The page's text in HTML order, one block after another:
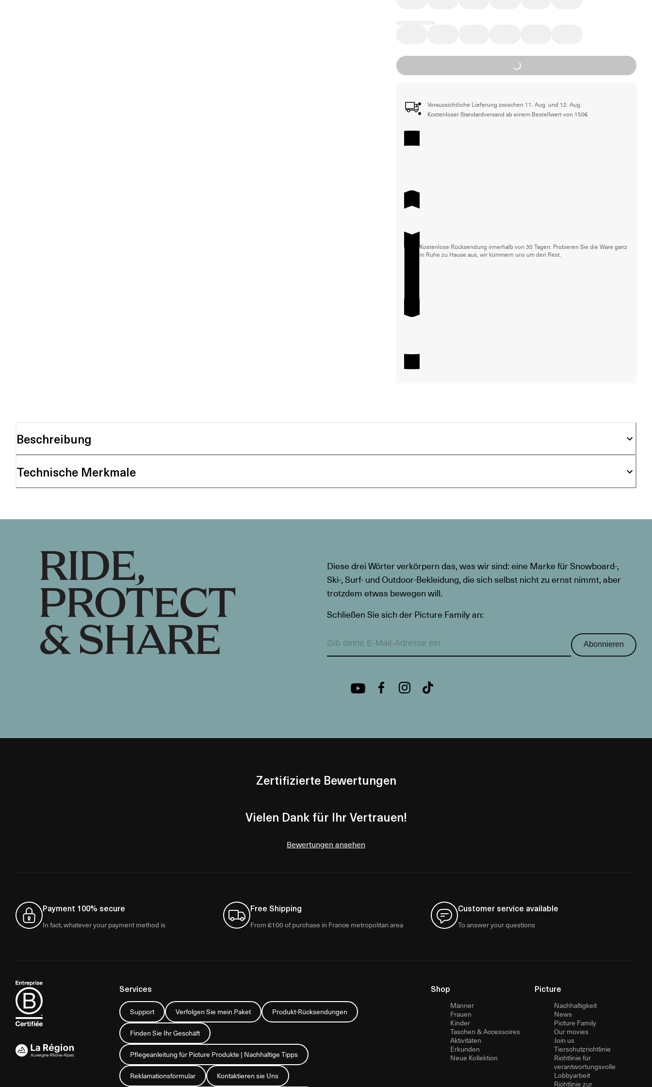
Voraussichtliche Lieferung zwischen 11. Aug. und 12. Aug.
Kostenloser Standardversand ab einem Bestellwert von 150€
Kostenlose Rücksendung innerhalb von 30 Tagen: Probieren Sie die Ware ganz
in Ruhe zu Hause aus, wir kümmern uns um den Rest.
Beschreibung
Technische Merkmale
Diese drei Wörter verkörpern das, was wir sind: eine Marke für Snowboard-,
Ski-, Surf- und Outdoor-Bekleidung, die sich selbst nicht zu ernst nimmt, aber
trotzdem etwas bewegen will.
Schließen Sie sich der Picture Family an:
Abonnieren
Zertifizierte Bewertungen
Vielen Dank für Ihr Vertrauen!
Bewertungen ansehen
Payment 100% secure
In fact, whatever your payment method is
Free Shipping
From €100 of purchase in France metropolitan area
Customer service available
To answer your questions
Services
Support Verfolgen Sie mein Paket Produkt-Rücksendungen
Finden Sie Ihr Geschäft
Pflegeanleitung für Picture Produkte | Nachhaltige Tipps
Reklamationsformular Kontaktieren sie Uns
Shop
Männer
Frauen
Kinder
Taschen & Accessoires
Aktivitäten
Erkunden
Neue Kollektion
Picture
Nachhaltigkeit
News
Picture Family
Our movies
Join us
Tierschutzrichtlinie
Richtlinie für
verantwortungsvolle
Lobbyarbeit
Richtlinie zur